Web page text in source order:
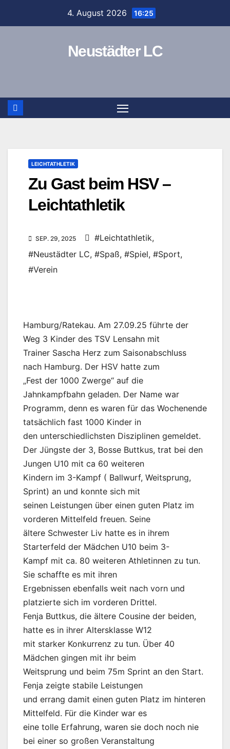
4. August 2026 16:25
Neustädter LC
LEICHTATHLETIK
Zu Gast beim HSV –
Leichtathletik
SEP. 29, 2025 #Leichtathletik,
#Neustädter LC, #Spaß, #Spiel, #Sport,
#Verein
Hamburg/Ratekau. Am 27.09.25 führte der
Weg 3 Kinder des TSV Lensahn mit
Trainer Sascha Herz zum Saisonabschluss
nach Hamburg. Der HSV hatte zum
„Fest der 1000 Zwerge“ auf die
Jahnkampfbahn geladen. Der Name war
Programm, denn es waren für das Wochenende
tatsächlich fast 1000 Kinder in
den unterschiedlichsten Disziplinen gemeldet.
Der Jüngste der 3, Bosse Buttkus, trat bei den
Jungen U10 mit ca 60 weiteren
Kindern im 3-Kampf ( Ballwurf, Weitsprung,
Sprint) an und konnte sich mit
seinen Leistungen über einen guten Platz im
vorderen Mittelfeld freuen. Seine
ältere Schwester Liv hatte es in ihrem
Starterfeld der Mädchen U10 beim 3-
Kampf mit ca. 80 weiteren Athletinnen zu tun.
Sie schaffte es mit ihren
Ergebnissen ebenfalls weit nach vorn und
platzierte sich im vorderen Drittel.
Fenja Buttkus, die ältere Cousine der beiden,
hatte es in ihrer Altersklasse W12
mit starker Konkurrenz zu tun. Über 40
Mädchen gingen mit ihr beim
Weitsprung und beim 75m Sprint an den Start.
Fenja zeigte stabile Leistungen
und errang damit einen guten Platz im hinteren
Mittelfeld. Für die Kinder war es
eine tolle Erfahrung, waren sie doch noch nie
bei einer so großen Veranstaltung